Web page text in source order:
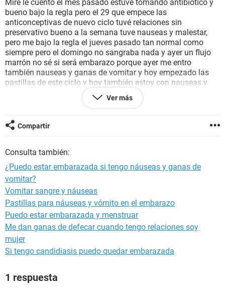
SEXUALIDAD
GLOSARIO
Miré le cuento el mes pasado estuve tomando antibiótico y
bueno bajo la regla pero el 29 que empece las
anticonceptivas de nuevo ciclo tuvé relaciones sin
preservativo bueno a la semana tuve nauseas y malestar,
pero me bajo la regla el jueves pasado tan normal como
siempre pero el domingo no sangraba nada y ayer un flujo
marrón no sé si será embarazo porque ayer me entro
también nauseas y ganas de vomitar y hoy empezado las
pastillas de este ciclo y hoy también estoy con nauseas y
Luego el lunes pasado empece a tomar antibiótico
Puede ser embarazo?
Gracias.
Ver más
Compartir
Consulta también:
¿Puedo estar embarazada si tengo náuseas y ganas de
vomitar?
Vomitar sangre y náuseas
Pastillas para náuseas y vómito en el embarazo
Puedo estar embarazada y menstruar
Me dan ganas de defecar cuando tengo relaciones soy
mujer
Si tengo candidiasis puedo quedar embarazada
1 respuesta